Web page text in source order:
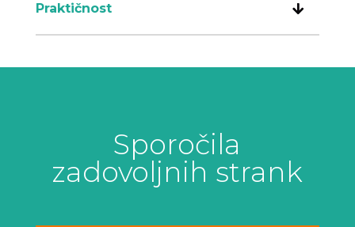
Praktičnost
Sporočila
zadovoljnih strank